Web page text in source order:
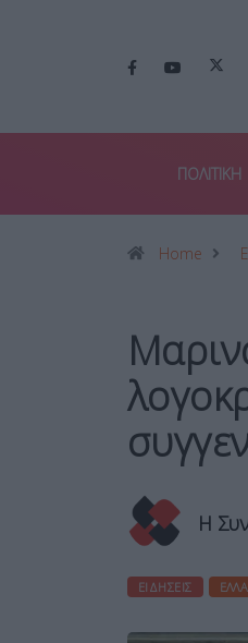
ΠΟΛΙΤΙΚΗ
Home
Η
ΕΙΔΉΣΕΙΣ